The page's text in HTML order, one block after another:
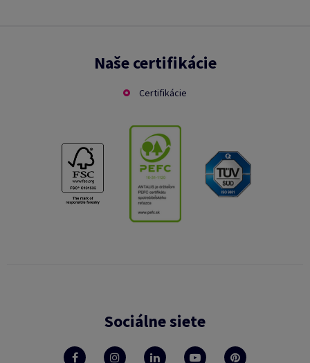
Naše certifikácie
Certifikácie
Sociálne siete